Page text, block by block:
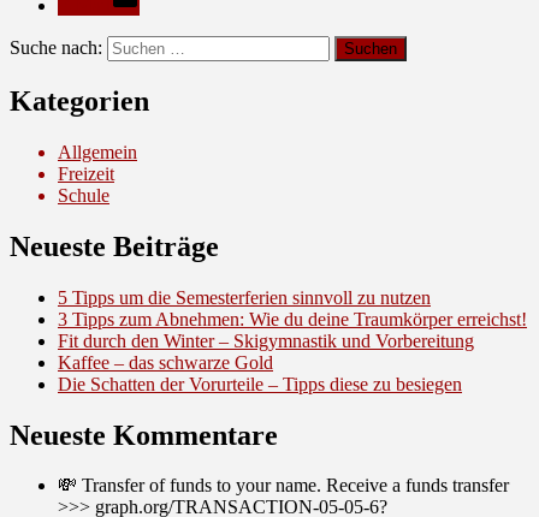
Suche nach:
Kategorien
Allgemein
Freizeit
Schule
Neueste Beiträge
5 Tipps um die Semesterferien sinnvoll zu nutzen
3 Tipps zum Abnehmen: Wie du deine Traumkörper erreichst!
Fit durch den Winter – Skigymnastik und Vorbereitung
Kaffee – das schwarze Gold
Die Schatten der Vorurteile – Tipps diese zu besiegen
Neueste Kommentare
💸 Transfer of funds to your name. Receive a funds transfer
>>> graph.org/TRANSACTION-05-05-6?